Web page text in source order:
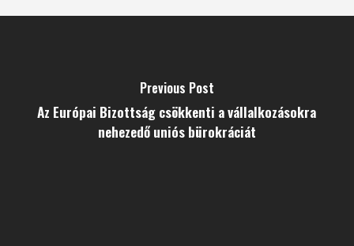
Previous Post
Az Európai Bizottság csökkenti a vállalkozásokra
nehezedő uniós bürokráciát